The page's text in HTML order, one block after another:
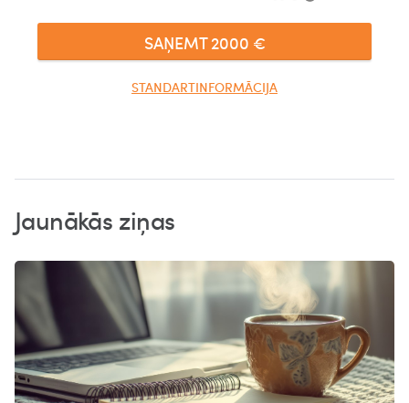
SAŅEMT2000 €
STANDARTINFORMĀCIJA
Jaunākās ziņas